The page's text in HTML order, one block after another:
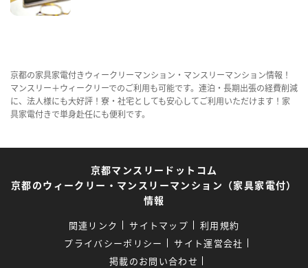
京都の家具家電付きウィークリーマンション・マンスリーマンション情報！
マンスリー＋ウィークリーでのご利用も可能です。連泊・長期出張の経費削減
に、法人様にも大好評！寮・社宅としても安心してご利用いただけます！家
具家電付きで単身赴任にも便利です。
京都マンスリードットコム
京都のウィークリー・マンスリーマンション（家具家電付）
情報
関連リンク サイトマップ
利用規約
プライバシーポリシー
サイト運営会社
掲載のお問い合わせ